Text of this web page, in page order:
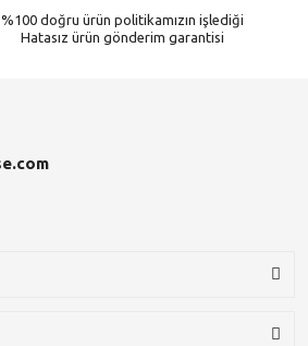
%100 doğru ürün politikamızın işlediği
Hatasız ürün gönderim garantisi